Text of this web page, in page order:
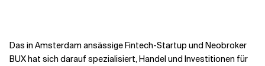
Das in Amsterdam ansässige Fintech-Startup und Neobroker
BUX hat sich darauf spezialisiert, Handel und Investitionen für